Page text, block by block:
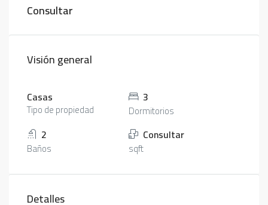
Consultar
Visión general
Casas
Tipo de propiedad
3
Dormitorios
2
Baños
Consultar
sqft
Detalles